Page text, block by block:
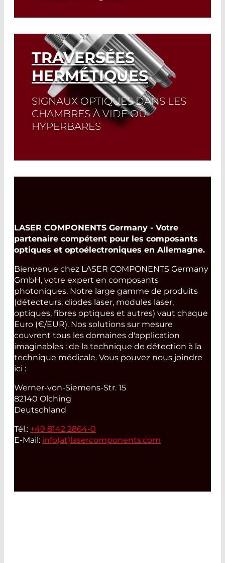
Read More
TRAVERSÉES
HERMÉTIQUES
SIGNAUX OPTIQUES DANS LES
CHAMBRES À VIDE OU
HYPERBARES
Read More
LASER COMPONENTS Germany - Votre
partenaire compétent pour les composants
optiques et optoélectroniques en Allemagne.
Bienvenue chez LASER COMPONENTS Germany
GmbH, votre expert en composants
photoniques. Notre large gamme de produits
(détecteurs, diodes laser, modules laser,
optiques, fibres optiques et autres) vaut chaque
Euro (€/EUR). Nos solutions sur mesure
couvrent tous les domaines d'application
imaginables : de la technique de détection à la
technique médicale. Vous pouvez nous joindre
ici :
Werner-von-Siemens-Str. 15
82140 Olching
Deutschland
Tél.: +49 8142 2864-0
E-Mail: info(at)lasercomponents.com